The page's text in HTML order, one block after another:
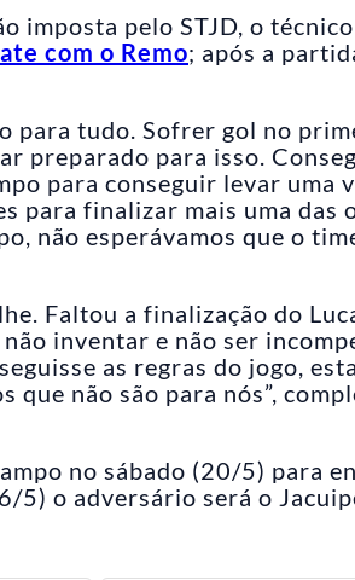
imposta pelo STJD, o
com o Remo; após a
para tudo. Sofrer gol no
preparado para isso.
para conseguir levar uma
para finalizar mais uma das
não esperávamos que o
Faltou a finalização do
inventar e não ser
as regras do jogo,
que não são para nós”,
no sábado (20/5) para
o adversário será o